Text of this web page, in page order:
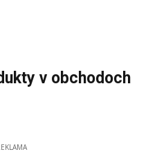
v obchodoch